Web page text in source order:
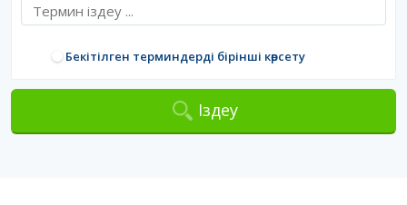
Бекітілген терминдерді бірінші көрсету
Іздеу